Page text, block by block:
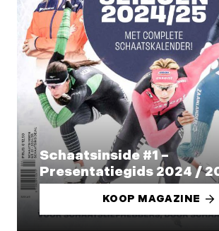
Schaatsinside #1 –
Presentatiegids 2024 /
KOOP MAGAZINE